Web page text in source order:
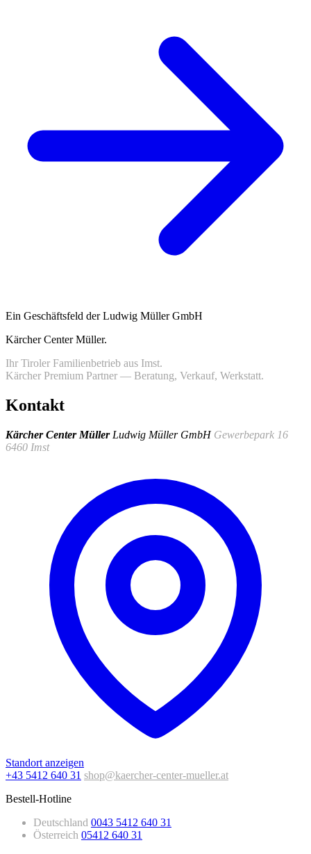
Ein Geschäftsfeld der Ludwig Müller GmbH
Kärcher Center Müller.
Ihr Tiroler Familienbetrieb aus Imst.
Kärcher Premium Partner — Beratung, Verkauf, Werkstatt.
Kontakt
Kärcher Center Müller Ludwig Müller GmbH Gewerbepark 16
6460 Imst
Standort anzeigen
+43 5412 640 31 shop@kaercher-center-mueller.at
Bestell-Hotline
Deutschland 0043 5412 640 31
Österreich 05412 640 31